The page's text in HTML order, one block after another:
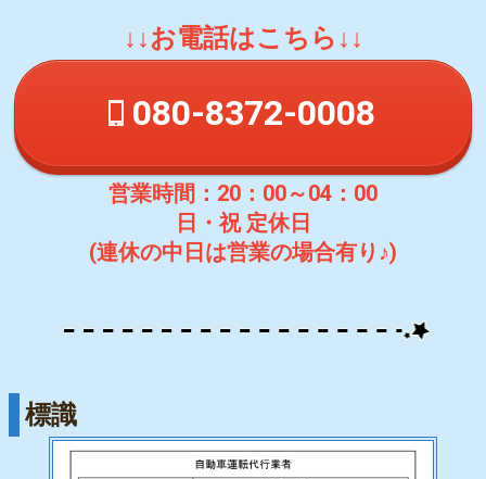
↓↓お電話はこちら↓↓
080-8372-0008
営業時間：20：00～04：00
日・祝 定休日
(連休の中日は営業の場合有り♪)
標識